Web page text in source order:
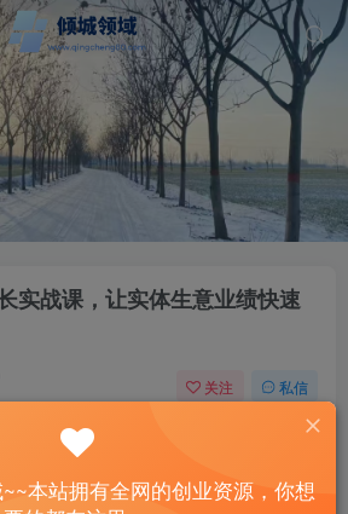
实战课，让实体生意业绩快速
关注 私信
课，让实体生意业绩快速提升
本站拥有全网的创业资源，你想